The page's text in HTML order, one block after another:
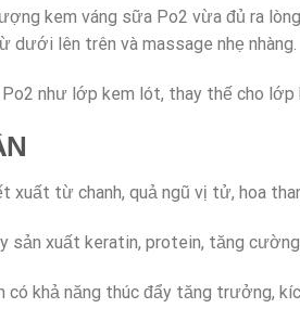
kem váng sữa Po2 vừa đủ ra
dưới lên trên và massage nhẹ nhàng.
như lớp kem lót, thay thế cho lớp
xuất từ chanh, quả ngũ vị tử, hoa
sản xuất keratin, protein, tăng
khả năng thúc đẩy tăng trưởng,